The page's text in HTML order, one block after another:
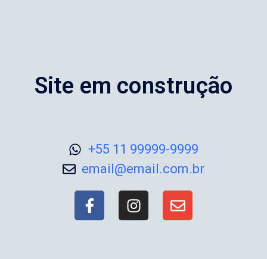
Site em construção
+55 11 99999-9999
email@email.com.br